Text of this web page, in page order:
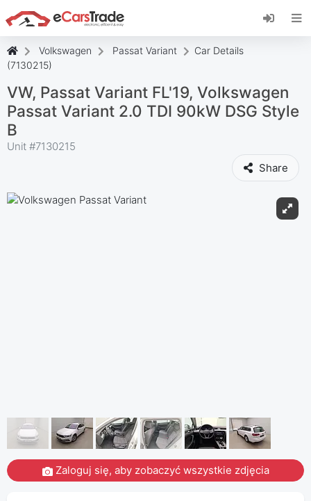
Zainstaluj aplikację internetową eCarsTrade,
dodaj ją do ekranu głównego i otrzymuj
natychmiastowe aktualizacje.
Volkswagen Passat Variant
Car Details
(7130215)
VW, Passat Variant FL'19, Volkswagen
Passat Variant 2.0 TDI 90kW DSG Style
B
Unit #7130215
Share
Zaloguj się, aby zobaczyć wszystkie zdjęcia